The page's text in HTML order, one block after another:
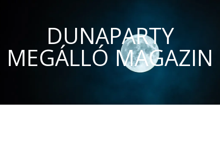
DUNAPARTY
MEGÁLLÓ MAGAZIN